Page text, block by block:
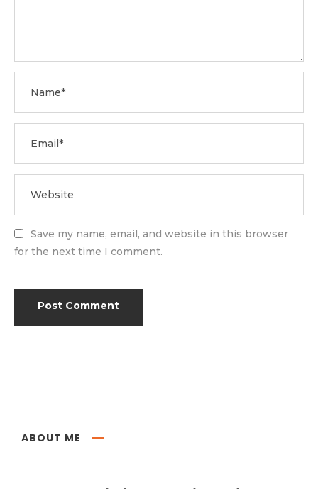
Save my name, email, and website in this browser
for the next time I comment.
ABOUT ME